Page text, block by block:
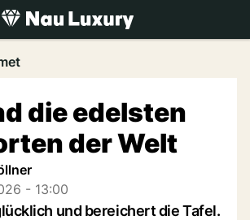
die edelsten
der Welt
- 13:00
und bereichert die Tafel.